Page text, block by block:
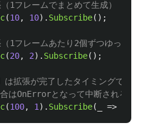
1フレームでまとめて生成）
(10, 10). Subscribe();
1フレームあたり2個ずつゆっくり
(20, 2). Subscribe();
拡張が完了したタイミングで実
はOnErrorとなって中断される
(100, 1 ). Subscribe( =>